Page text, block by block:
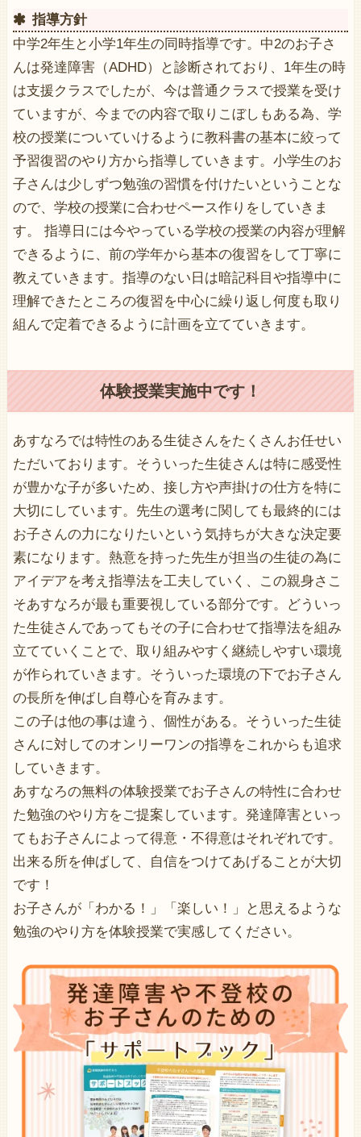
指導方針
中学2年生と小学1年生の同時指導です。中2のお子さ
んは発達障害（ADHD）と診断されており、1年生の時
は支援クラスでしたが、今は普通クラスで授業を受け
ていますが、今までの内容で取りこぼしもある為、学
校の授業についていけるように教科書の基本に絞って
予習復習のやり方から指導していきます。小学生のお
子さんは少しずつ勉強の習慣を付けたいということな
ので、学校の授業に合わせペース作りをしていきま
す。 指導日には今やっている学校の授業の内容が理解
できるように、前の学年から基本の復習をして丁寧に
教えていきます。指導のない日は暗記科目や指導中に
理解できたところの復習を中心に繰り返し何度も取り
組んで定着できるように計画を立てていきます。
体験授業実施中です！
あすなろでは特性のある生徒さんをたくさんお任せい
ただいております。そういった生徒さんは特に感受性
が豊かな子が多いため、接し方や声掛けの仕方を特に
大切にしています。先生の選考に関しても最終的には
お子さんの力になりたいという気持ちが大きな決定要
素になります。熱意を持った先生が担当の生徒の為に
アイデアを考え指導法を工夫していく、この親身さこ
そあすなろが最も重要視している部分です。どういっ
た生徒さんであってもその子に合わせて指導法を組み
立てていくことで、取り組みやすく継続しやすい環境
が作られていきます。そういった環境の下でお子さん
の長所を伸ばし自尊心を育みます。
この子は他の事は違う、個性がある。そういった生徒
さんに対してのオンリーワンの指導をこれからも追求
していきます。
あすなろの無料の体験授業でお子さんの特性に合わせ
た勉強のやり方をご提案しています。発達障害といっ
てもお子さんによって得意・不得意はそれぞれです。
出来る所を伸ばして、自信をつけてあげることが大切
です！
お子さんが「わかる！」「楽しい！」と思えるような
勉強のやり方を体験授業で実感してください。